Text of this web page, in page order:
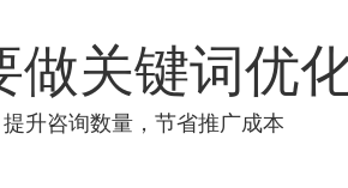
做关键词优
升咨询数量，节省推广成本